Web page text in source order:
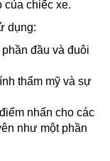
của chiếc xe.
dụng:
đầu và đuôi
thẩm mỹ và sự
nhấn cho các
như một phần